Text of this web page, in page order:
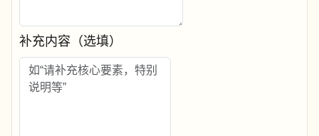
补充内容（选填）